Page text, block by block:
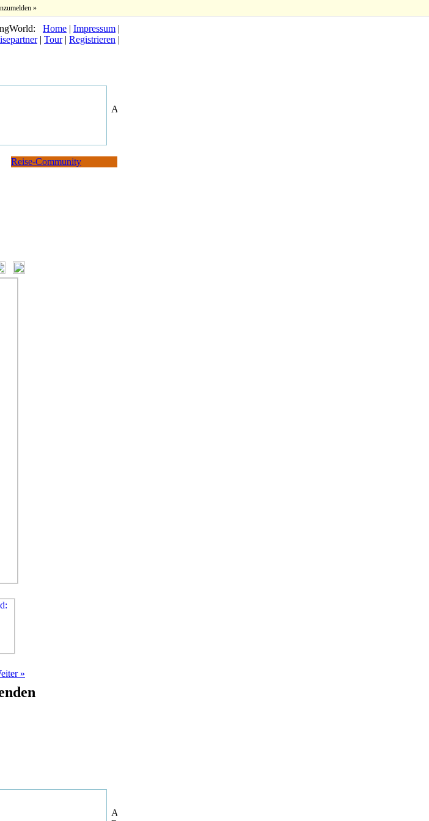
»
Home | Impressum |
| Tour| Registrieren |
Reise-Community
»